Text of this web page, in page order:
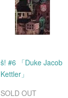
š! #6 「Duke Jacob
Kettler」
SOLD OUT